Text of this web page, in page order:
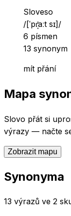
Slovní druh
Sloveso
Výslovnost
/[ˈpr̝̊aːt sɪ]/
Počet písmen
6 písmen
Počet synonym
13 synonym
mít přání
Mapa
Slovo přát si
výrazy — načte
Zobrazit mapu
Synonyma
13 výrazů ve 2